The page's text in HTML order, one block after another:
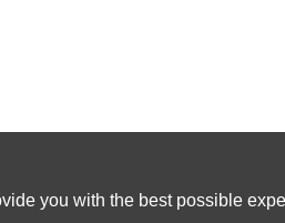
you with the best possible